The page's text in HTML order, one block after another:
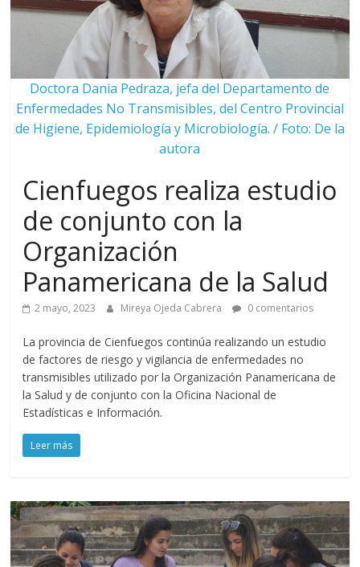
Doctora Dania Pedraza, jefa del Departamento de
Enfermedades No Transmisibles, del Centro Provincial
de Higiene, Epidemiología y Microbiología. / Foto: De la
autora
Cienfuegos realiza estudio
de conjunto con la
Organización
Panamericana de la Salud
2 mayo, 2023 Mireya Ojeda Cabrera 0 comentarios
La provincia de Cienfuegos continúa realizando un estudio
de factores de riesgo y vigilancia de enfermedades no
transmisibles utilizado por la Organización Panamericana de
la Salud y de conjunto con la Oficina Nacional de
Estadísticas e Información.
Leer más